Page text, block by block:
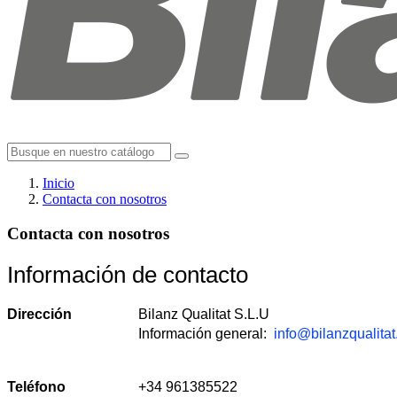
Inicio
Contacta con nosotros
Contacta con nosotros
Información de contacto
Dirección
Bilanz Qualitat S.L.U
Información general:
Teléfono +34 961385522